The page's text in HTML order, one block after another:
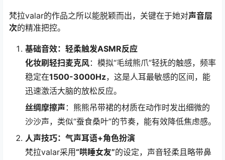
梵拉valar的作品之所以能脱颖而出，关键在于她对声音层
次的精准把控。
基础音效：轻柔触发ASMR反应
化妆刷轻扫麦克风：模拟“毛绒熊爪”轻抚的触感，频率
稳定在1500-3000Hz，这是人耳最敏感的区间，能
迅速激活大脑的放松反应。
丝绸摩擦声 ：熊熊吊带裙的材质在动作时发出细微的
沙沙声，类似“蚕食桑叶”的节奏，能有效降低焦虑感。
人声技巧：气声耳语+角色扮演
梵拉valar采用“哄睡女友”的设定，声音轻柔且略带鼻